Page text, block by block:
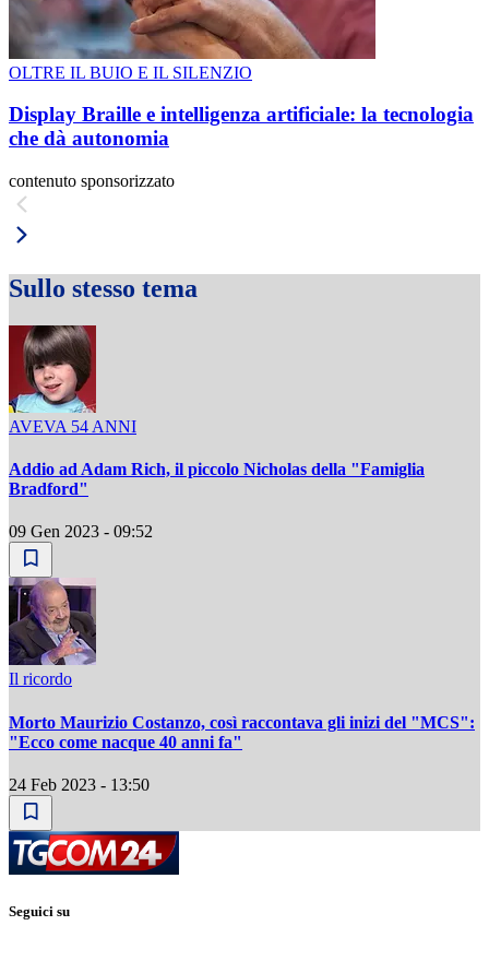
OLTRE IL BUIO E IL SILENZIO
Display Braille e intelligenza artificiale: la tecnologia
che dà autonomia
contenuto sponsorizzato
Sullo stesso tema
AVEVA 54 ANNI
Addio ad Adam Rich, il piccolo Nicholas della "Famiglia
Bradford"
09 Gen 2023 - 09:52
Il ricordo
Morto Maurizio Costanzo, così raccontava gli inizi del "MCS":
"Ecco come nacque 40 anni fa"
24 Feb 2023 - 13:50
Seguici su